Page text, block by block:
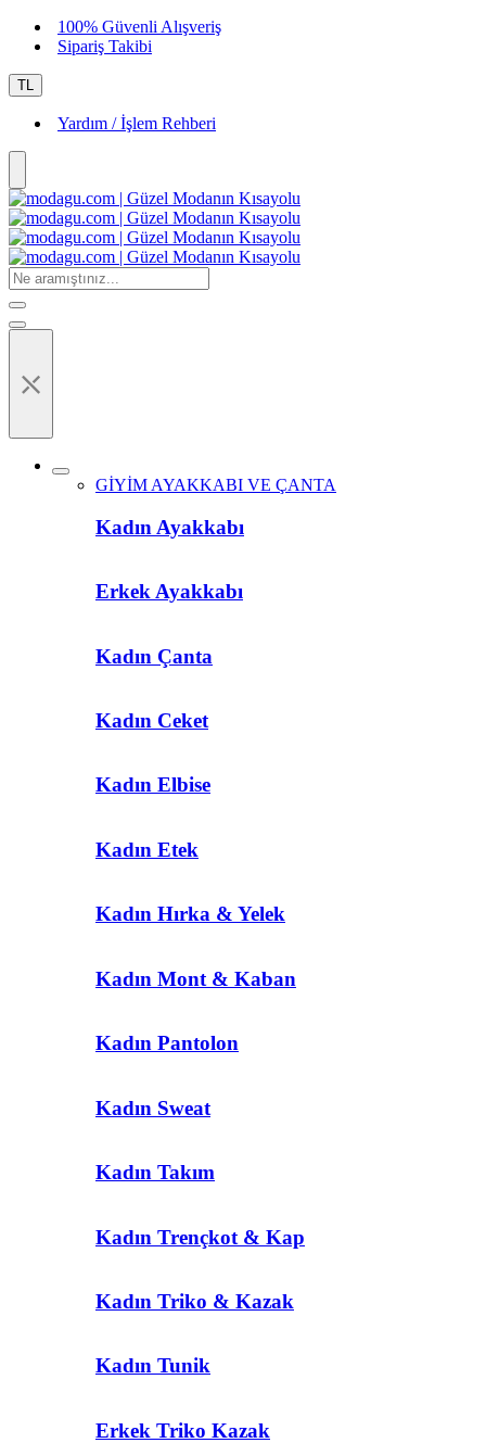
100% Güvenli Alışveriş
Sipariş Takibi
TL
Yardım / İşlem Rehberi
⤬
GİYİM AYAKKABI VE ÇANTA
Kadın Ayakkabı
Erkek Ayakkabı
Kadın Çanta
Kadın Ceket
Kadın Elbise
Kadın Etek
Kadın Hırka & Yelek
Kadın Mont & Kaban
Kadın Pantolon
Kadın Sweat
Kadın Takım
Kadın Trençkot & Kap
Kadın Triko & Kazak
Kadın Tunik
Erkek Triko Kazak